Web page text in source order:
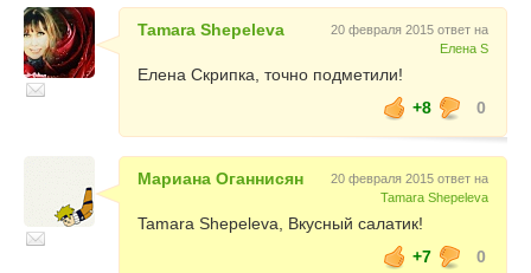
Tamara Shepeleva
20 февраля 2015 ответ на
Елена S
Елена Скрипка, точно подметили!
+8
0
Мариана Оганнисян
20 февраля 2015 ответ на
Tamara Shepeleva
Tamara Shepeleva, Вкусный салатик!
+7
0